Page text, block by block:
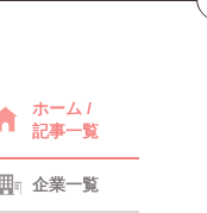
ホーム /
記事一覧
企業一覧